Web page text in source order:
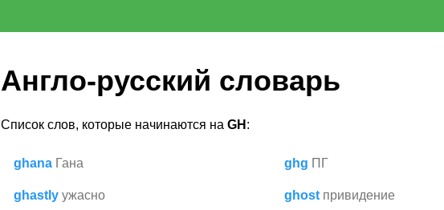
Англо-русский словарь
Список слов, которые начинаются на GH :
ghana Гана ghg ПГ
ghastly ужасно ghost привидение